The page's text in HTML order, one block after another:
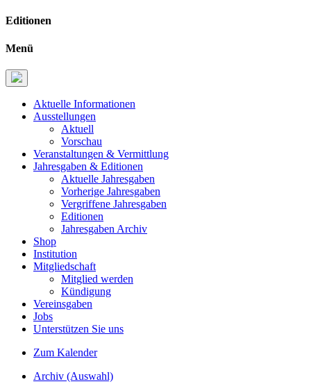
Editionen
Menü
Aktuelle Informationen
Ausstellungen
Aktuell
Vorschau
Veranstaltungen & Vermittlung
Jahresgaben & Editionen
Aktuelle Jahresgaben
Vorherige Jahresgaben
Vergriffene Jahresgaben
Editionen
Jahresgaben Archiv
Shop
Institution
Mitgliedschaft
Mitglied werden
Kündigung
Vereinsgaben
Jobs
Unterstützen Sie uns
Zum Kalender
Archiv (Auswahl)